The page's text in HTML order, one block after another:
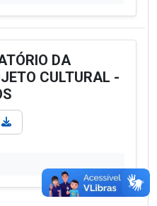
DA
CULTURAL -